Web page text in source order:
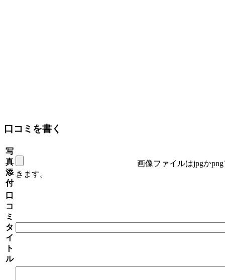
口コミを書く
写
真
添
付
画像ファイルはjpgか
きます。
口
コ
ミ
タ
イ
ト
ル